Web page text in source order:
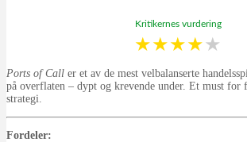
Kritikernes vurdering
★★★★★
Ports of Call er et av de mest velbalanserte
på overflaten – dypt og krevende under. Et must for
strategi.
Fordeler: